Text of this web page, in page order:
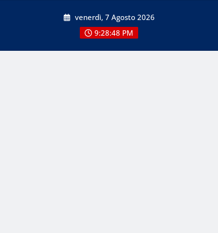
venerdì, 7 Agosto 2026
9:28:49 PM